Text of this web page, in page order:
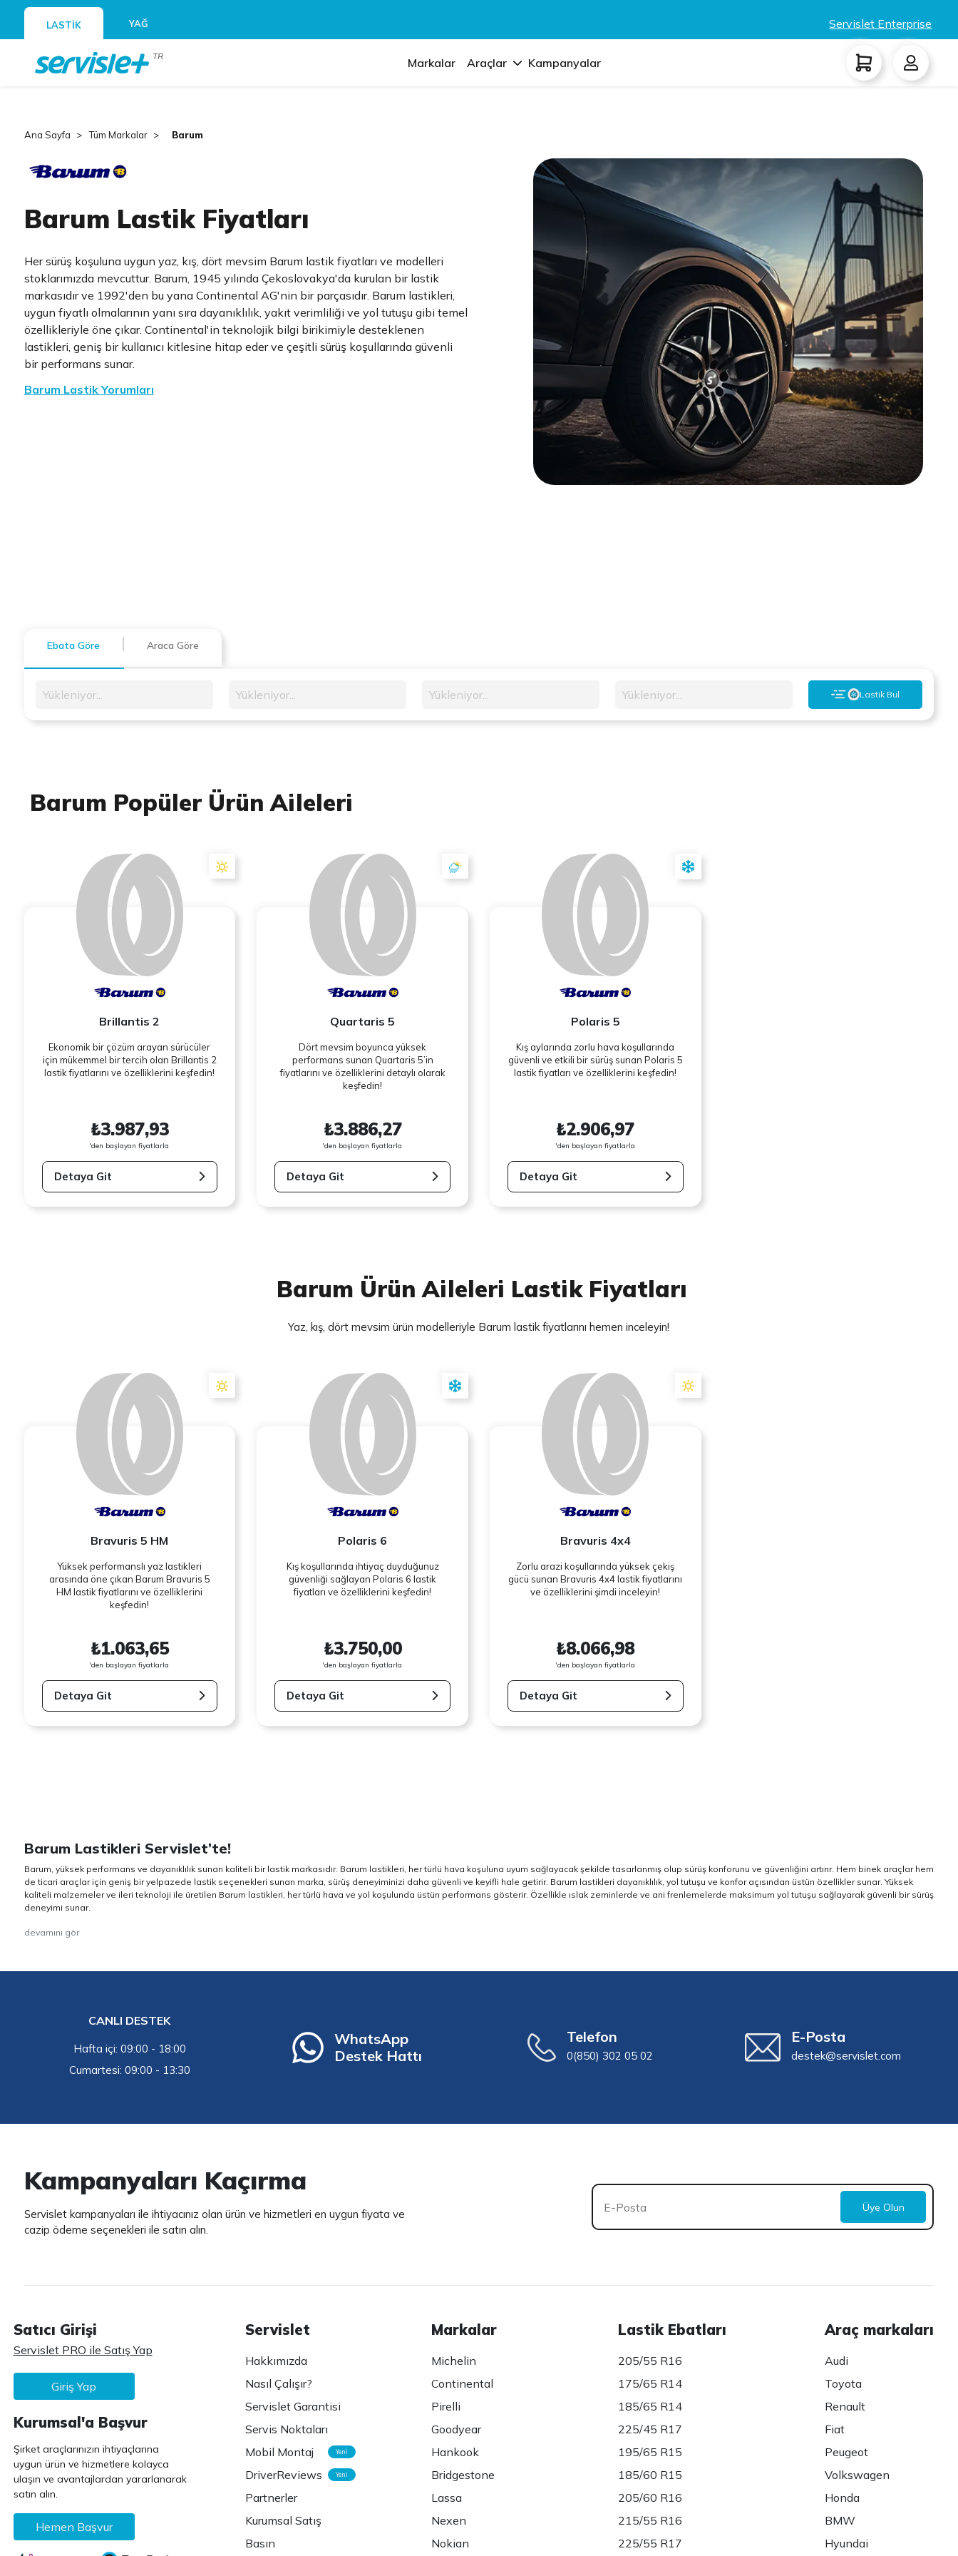
LASTİK YAĞ Servislet Enterprise
TR Markalar Araçlar Kampanyalar
Ana Sayfa Tüm Markalar Barum
Barum Lastik Fiyatları
Her sürüş koşuluna uygun yaz, kış, dört mevsim Barum lastik fiyatları ve modelleri
stoklarımızda mevcuttur. Barum, 1945 yılında Çekoslovakya'da kurulan bir lastik
markasıdır ve 1992'den bu yana Continental AG'nin bir parçasıdır. Barum lastikleri,
uygun fiyatlı olmalarının yanı sıra dayanıklılık, yakıt verimliliği ve yol tutuşu gibi temel
özellikleriyle öne çıkar. Continental'in teknolojik bilgi birikimiyle desteklenen
lastikleri, geniş bir kullanıcı kitlesine hitap eder ve çeşitli sürüş koşullarında güvenli
bir performans sunar.
Barum Lastik Yorumları
Ebata Göre Araca Göre
Yükleniyor... Yükleniyor... Yükleniyor... Yükleniyor... Lastik Bul
Barum Popüler Ürün Aileleri
Brillantis 2
Ekonomik bir çözüm arayan sürücüler
için mükemmel bir tercih olan Brillantis 2
lastik fiyatlarını ve özelliklerini keşfedin!
₺3.987,93
'den başlayan fiyatlarla
Detaya Git
Quartaris 5
Dört mevsim boyunca yüksek
performans sunan Quartaris 5’in
fiyatlarını ve özelliklerini detaylı olarak
keşfedin!
₺3.886,27
'den başlayan fiyatlarla
Detaya Git
Polaris 5
Kış aylarında zorlu hava koşullarında
güvenli ve etkili bir sürüş sunan Polaris 5
lastik fiyatları ve özelliklerini keşfedin!
₺2.906,97
'den başlayan fiyatlarla
Detaya Git
Barum Ürün Aileleri Lastik Fiyatları
Yaz, kış, dört mevsim ürün modelleriyle Barum lastik fiyatlarını hemen inceleyin!
Bravuris 5 HM
Yüksek performanslı yaz lastikleri
arasında öne çıkan Barum Bravuris 5
HM lastik fiyatlarını ve özelliklerini
keşfedin!
₺1.063,65
'den başlayan fiyatlarla
Detaya Git
Polaris 6
Kış koşullarında ihtiyaç duyduğunuz
güvenliği sağlayan Polaris 6 lastik
fiyatları ve özelliklerini keşfedin!
₺3.750,00
'den başlayan fiyatlarla
Detaya Git
Bravuris 4x4
Zorlu arazi koşullarında yüksek çekiş
gücü sunan Bravuris 4x4 lastik fiyatlarını
ve özelliklerini şimdi inceleyin!
₺8.066,98
'den başlayan fiyatlarla
Detaya Git
Barum Lastikleri Servislet’te!
Barum, yüksek performans ve dayanıklılık sunan kaliteli bir lastik markasıdır. Barum lastikleri, her türlü hava koşuluna uyum sağlayacak şekilde tasarlanmış olup sürüş konforunu ve güvenliğini artırır. Hem binek araçlar hem
de ticari araçlar için geniş bir yelpazede lastik seçenekleri sunan marka, sürüş deneyiminizi daha güvenli ve keyifli hale getirir. Barum lastikleri dayanıklılık, yol tutuşu ve konfor açısından üstün özellikler sunar. Yüksek
kaliteli malzemeler ve ileri teknoloji ile üretilen Barum lastikleri, her türlü hava ve yol koşulunda üstün performans gösterir. Özellikle ıslak zeminlerde ve ani frenlemelerde maksimum yol tutuşu sağlayarak güvenli bir sürüş
deneyimi sunar.
devamını gör
CANLI DESTEK
Hafta içi: 09:00 - 18:00
Cumartesi: 09:00 - 13:30
WhatsApp
Destek Hattı
Telefon
0(850) 302 05 02
E-Posta
destek@servislet.com
Kampanyaları Kaçırma
Servislet kampanyaları ile ihtiyacınız olan ürün ve hizmetleri en uygun fiyata ve
cazip ödeme seçenekleri ile satın alın.
Üye Olun
Satıcı Girişi
Servislet PRO ile Satış Yap
Giriş Yap
Kurumsal'a Başvur
Şirket araçlarınızın ihtiyaçlarına
uygun ürün ve hizmetlere kolayca
ulaşın ve avantajlardan yararlanarak
satın alın.
Hemen Başvur
Servislet
Hakkımızda
Nasıl Çalışır?
Servislet Garantisi
Servis Noktaları
Mobil Montaj
Yeni
DriverReviews Yeni
Partnerler
Kurumsal Satış
Basın
Markalar
Michelin
Continental
Pirelli
Goodyear
Hankook
Bridgestone
Lassa
Nexen
Nokian
Lastik Ebatları
205/55 R16
175/65 R14
185/65 R14
225/45 R17
195/65 R15
185/60 R15
205/60 R16
215/55 R16
225/55 R17
Araç markaları
Audi
Toyota
Renault
Fiat
Peugeot
Volkswagen
Honda
BMW
Hyundai